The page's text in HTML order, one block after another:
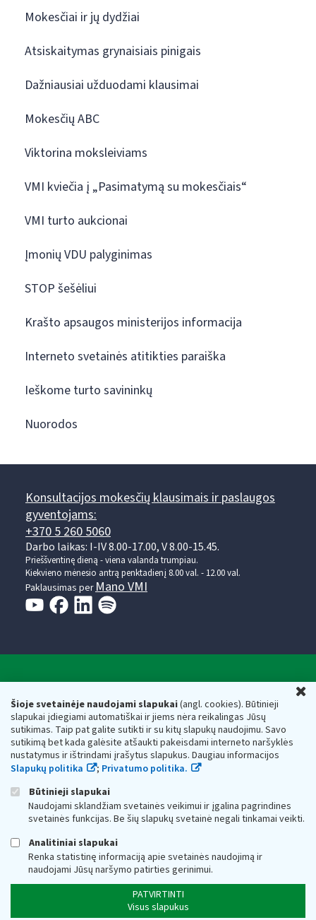
Šioje svetainėje naudojami slapukai(angl. cookies). Būtinieji
slapukai įdiegiami automatiškai ir jiems nėra reikalingas Jūsų
sutikimas. Taip pat galite sutikti ir su kitų slapukų naudojimu. Savo
sutikimą bet kada galėsite atšaukti pakeisdami interneto naršyklės
nustatymus ir ištrindami įrašytus slapukus. Daugiau informacijos
Slapukų politika
; Privatumo politika.
Būtinieji slapukai
Naudojami sklandžiam svetainės veikimui ir įgalina pagrindines
svetainės funkcijas. Be šių slapukų svetainė negali tinkamai veikti.
Analitiniai slapukai
Renka statistinę informaciją apie svetainės naudojimą ir
naudojami Jūsų naršymo patirties gerinimui.
PATVIRTINTI
Visus slapukus
Mokesčiai ir jų dydžiai
Atsiskaitymas grynaisiais pinigais
Dažniausiai užduodami klausimai
Mokesčių ABC
Viktorina moksleiviams
VMI kviečia į „Pasimatymą su mokesčiais“
VMI turto aukcionai
Įmonių VDU palyginimas
STOP šešėliui
Krašto apsaugos ministerijos informacija
Interneto svetainės atitikties paraiška
Ieškome turto savininkų
Nuorodos
Konsultacijos mokesčių klausimais ir paslaugos
gyventojams:
+370 5 260 5060
Darbo laikas: I-IV 8.00-17.00, V 8.00-15.45.
Prieššventinę dieną - viena valanda trumpiau.
Kiekvieno mėnesio antrą penktadienį 8.00 val. - 12.00 val.
Paklausimas per Mano VMI
Respublikos finansų ministerijos
Biudžetinė įstaiga. Juridinio asmens kodas — 188659752,
adresas: Vasario 16-osios g. 14, 01107 Vilnius, Lietuva, el.paštas:
vmi@vmi.lt, E. pristatymo dėžutės adresas 188659752
Duomenys apie Valstybinę mokesčių inspekciją prie Lietuvos
Respublikos finansų ministerijos kaupiami ir saugomi Juridinių